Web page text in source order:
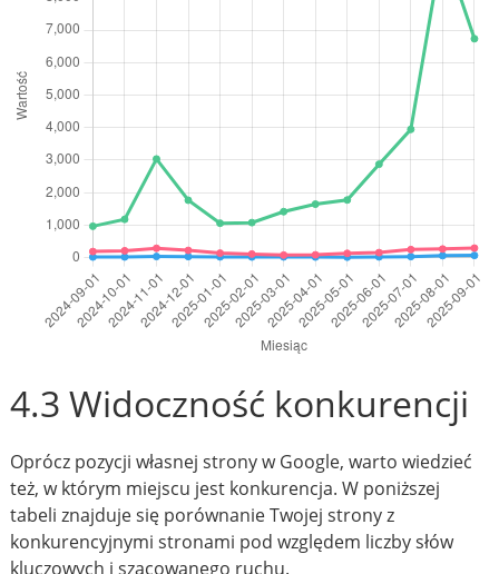
4.3 Widoczność konkurencji
Oprócz pozycji własnej strony w Google, warto wiedzieć
też, w którym miejscu jest konkurencja. W poniższej
tabeli znajduje się porównanie Twojej strony z
konkurencyjnymi stronami pod względem liczby słów
kluczowych i szacowanego ruchu.